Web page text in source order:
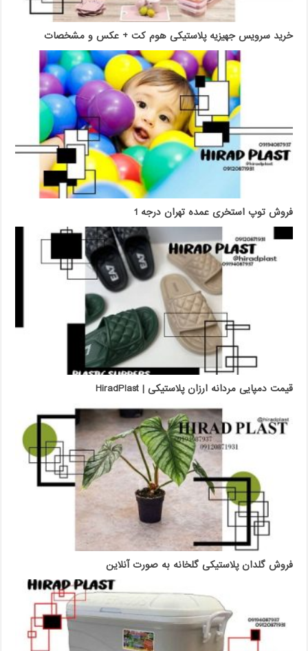
خرید سرویس جهیزیه پلاستیکی هوم کت + عکس و مشخصات
فروش توپ استخری عمده تهران درجه 1
قیمت دمپایی مردانه ارزان پلاستیکی | HiradPlast
فروش گلدان پلاستیکی گلخانه به صورت آنلاین